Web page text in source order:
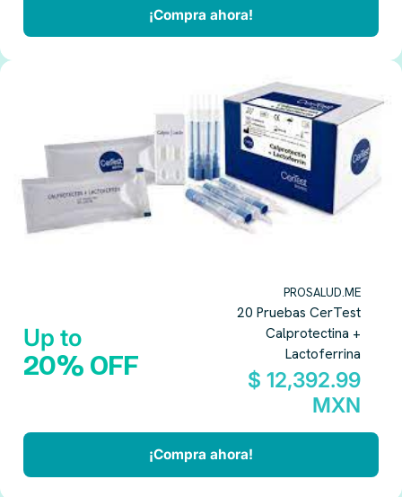
¡Compra ahora!
Up to
20% OFF
PROSALUD.ME
20 Pruebas CerTest
Calprotectina +
Lactoferrina
$ 12,392.99
MXN
¡Compra ahora!